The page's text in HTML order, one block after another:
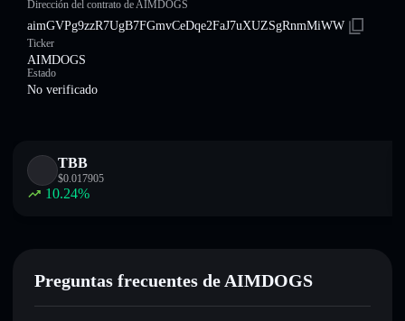
Dirección del contrato de AIMDOGS
aimGVPg9zzR7UgB7FGmvCeDqe2FaJ7uXUZSgRnmMiWW
Ticker
AIMDOGS
Estado
No verificado
TBB
$0.017905
10.24%
Preguntas frecuentes de AIMDOGS